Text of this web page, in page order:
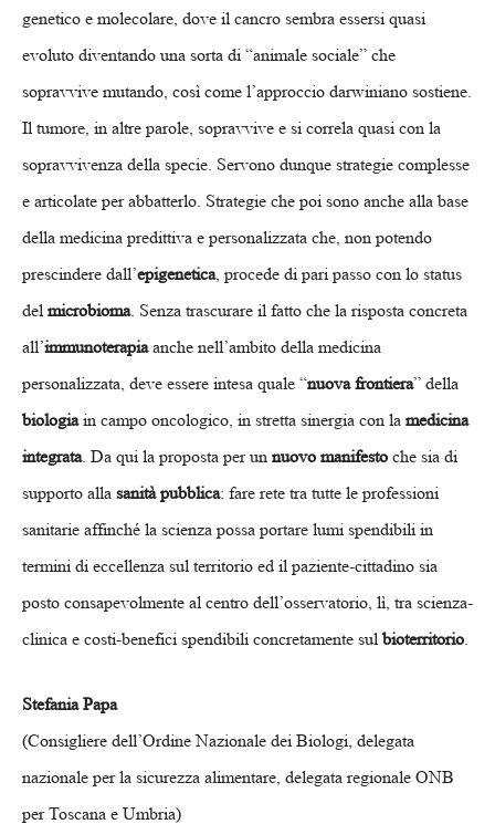
genetico e molecolare, dove il cancro sembra essersi quasi
evoluto diventando una sorta di “animale sociale” che
sopravvive mutando, così come l’approccio darwiniano sostiene.
Il tumore, in altre parole, sopravvive e si correla quasi con la
sopravvivenza della specie. Servono dunque strategie complesse
e articolate per abbatterlo. Strategie che poi sono anche alla base
della medicina predittiva e personalizzata che, non potendo
prescindere dall’epigenetica, procede di pari passo con lo status
del microbioma. Senza trascurare il fatto che la risposta concreta
all’immunoterapiaanche nell’ambito della medicina
personalizzata, deve essere intesa quale “nuova frontiera” della
biologiain campo oncologico, in stretta sinergia con la medicina
integrata. Da qui la proposta per un nuovo manifesto che sia di
supporto alla sanità pubblica: fare rete tra tutte le professioni
sanitarie affinché la scienza possa portare lumi spendibili in
termini di eccellenza sul territorio ed il paziente-cittadino sia
posto consapevolmente al centro dell’osservatorio, lì, tra scienza-
clinica e costi-benefici spendibili concretamente sul bioterritorio
Stefania Papa
(Consigliere dell’Ordine Nazionale dei Biologi, delegata
nazionale per la sicurezza alimentare, delegata regionale ONB
per Toscana e Umbria)